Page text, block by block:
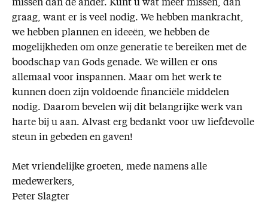
missen dan de ander. Kunt u wat meer missen, dan
graag, want er is veel nodig. We hebben mankracht,
we hebben plannen en ideeën, we hebben de
mogelijkheden om onze generatie te bereiken met de
boodschap van Gods genade. We willen er ons
allemaal voor inspannen. Maar om het werk te
kunnen doen zijn voldoende financiële middelen
nodig. Daarom bevelen wij dit belangrijke werk van
harte bij u aan. Alvast erg bedankt voor uw liefdevolle
steun in gebeden en gaven!
Met vriendelijke groeten, mede namens alle
medewerkers,
Peter Slagter